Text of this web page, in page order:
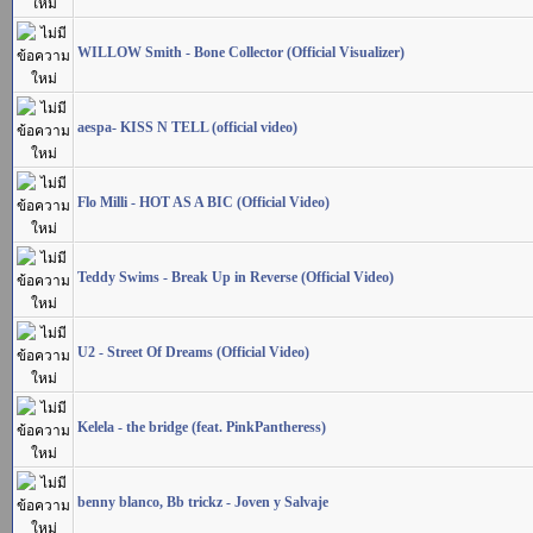
WILLOW Smith - Bone Collector (Official Visualizer)
aespa- KISS N TELL (official video)
Flo Milli - HOT AS A BIC (Official Video)
Teddy Swims - Break Up in Reverse (Official Video)
U2 - Street Of Dreams (Official Video)
Kelela - the bridge (feat. PinkPantheress)
benny blanco, Bb trickz - Joven y Salvaje